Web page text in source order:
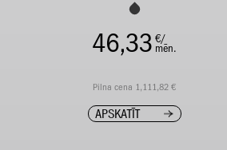
46,33 €/
mēn.
Pilna cena 1,111,82 €
APSKATĪT